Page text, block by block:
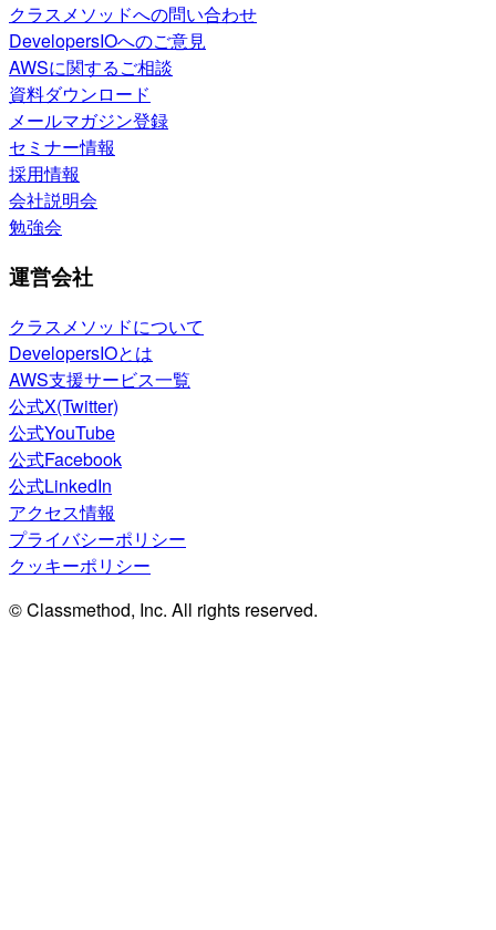
クラスメソッドへの問い合わせ
DevelopersIOへのご意見
AWSに関するご相談
資料ダウンロード
メールマガジン登録
セミナー情報
採用情報
会社説明会
勉強会
運営会社
クラスメソッドについて
DevelopersIOとは
AWS支援サービス一覧
公式X(Twitter)
公式YouTube
公式Facebook
公式LinkedIn
アクセス情報
プライバシーポリシー
クッキーポリシー
© Classmethod, Inc. All rights reserved.